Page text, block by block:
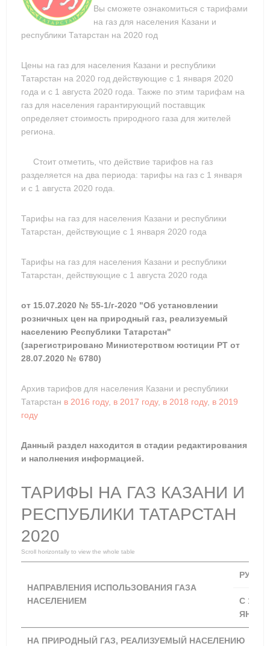
Вы сможете ознакомиться с тарифами
на газ для населения Казани и
республики Татарстан на 2020 год
Цены на газ для населения Казани и республики
Татарстан на 2020 год действующие с 1 января 2020
года и с 1 августа 2020 года. Также по этим тарифам на
газ для населения гарантирующий поставщик
определяет стоимость природного газа для жителей
региона.
Стоит отметить, что действие тарифов на газ
разделяется на два периода: тарифы на газ с 1 января
и с 1 августа 2020 года.
Тарифы на газ для населения Казани и республики
Татарстан, действующие с 1 января 2020 года
Тарифы на газ для населения Казани и республики
Татарстан, действующие с 1 августа 2020 года
от 15.07.2020 № 55-1/г-2020 "Об установлении
розничных цен на природный газ, реализуемый
населению Республики Татарстан"
(зарегистрировано Министерством юстиции РТ от
28.07.2020 № 6780)
Архив тарифов для населения Казани и республики
Татарстан в 2016 году, в 2017 году, в 2018 году, в 2019
году
Данный раздел находится в стадии редактирования
и наполнения информацией.
ТАРИФЫ НА ГАЗ КАЗАНИ И
РЕСПУБЛИКИ ТАТАРСТАН
2020
НАПРАВЛЕНИЯ ИСПОЛЬЗОВАНИЯ ГАЗА
НАСЕЛЕНИЕМ
РУБ./
С 1
НА ПРИРОДНЫЙ ГАЗ, РЕАЛИЗУЕМЫЙ НАСЕЛЕНИЮ